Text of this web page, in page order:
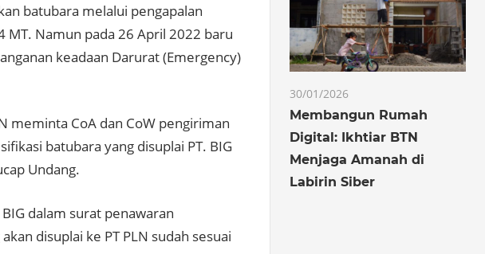
batubara melalui pengapalan
MT. Namun pada 26 April 2022 baru
keadaan Darurat (Emergency)
meminta CoA dan CoW pengiriman
batubara yang disuplai PT. BIG
Undang.
dalam surat penawaran
disuplai ke PT PLN sudah sesuai
30/01/2026
Membangun Rumah
Digital: Ikhtiar BTN
Menjaga Amanah di
Labirin Siber